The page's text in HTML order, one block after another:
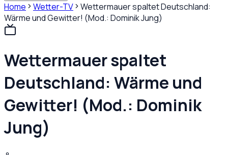
Home Wetter-TV
Wettermauer spaltet Deutschland:
Wärme und Gewitter! (Mod.: Dominik Jung)
Wettermauer spaltet
Deutschland: Wärme und
Gewitter! (Mod.: Dominik
Jung)